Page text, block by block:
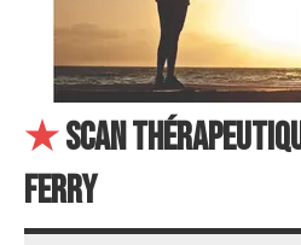
★Scan
FERRY